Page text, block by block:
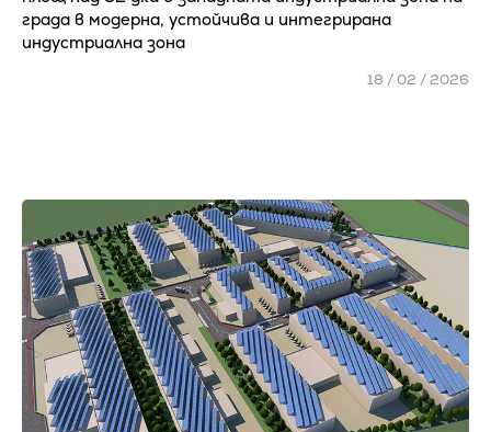
града в модерна, устойчива и интегрирана
индустриална зона
18 / 02 / 2026